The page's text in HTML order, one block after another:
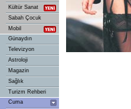
Kültür Sanat
Sabah Çocuk
Mobil
Günaydın
Televizyon
Astroloji
Magazin
Sağlık
Turizm Rehberi
Cuma